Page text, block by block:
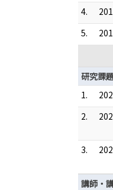
4.
5.
研究課
1.
2.
3.
講師・